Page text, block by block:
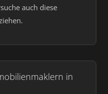
auch diese
in